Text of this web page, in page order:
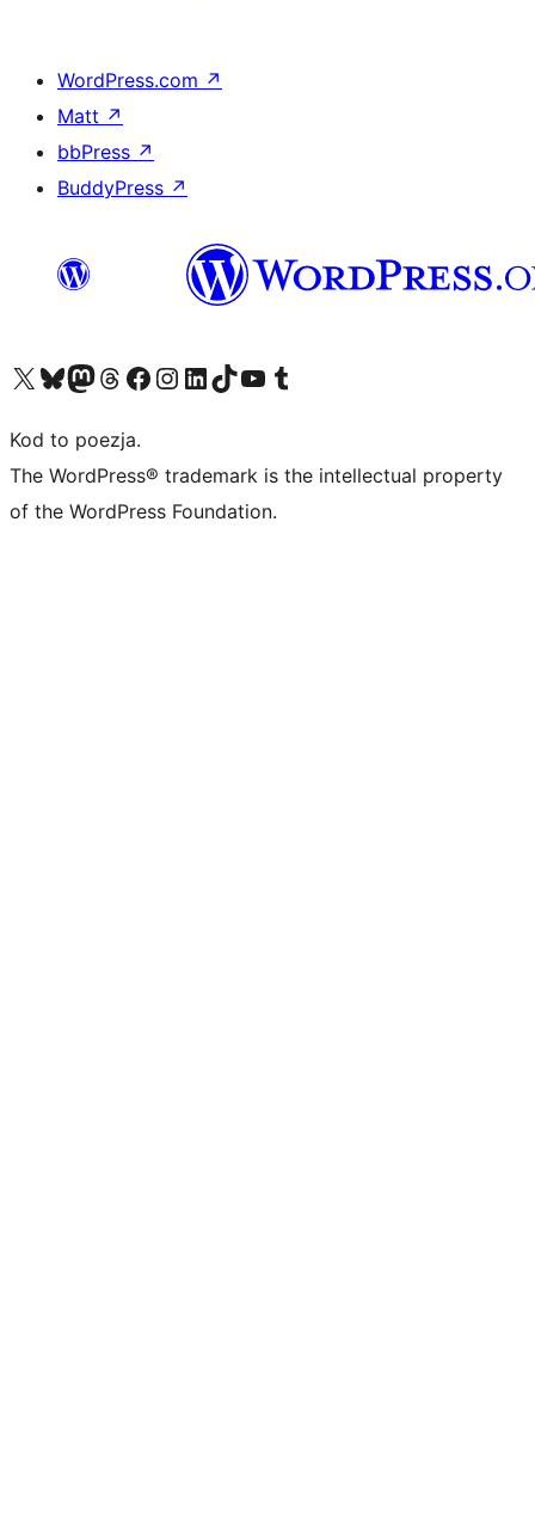
WordPress.com ↗
Matt ↗
bbPress ↗
BuddyPress ↗
Odwiedź nasze konto X (dawniej Twitter)
Odwiedź nasze konto Bluesky
Odwiedź nasze konto na Mastodoncie
Odwiedź naszego Threadsa
Odwiedź naszego Facebooka
Odwiedź nasze konto na Instagramie
Odwiedź nasze konto na LinkedIn
Odwiedź naszego TikToka
Odwiedź nasz kanał YouTube
Odwiedź naszego Tumblra
Kod to poezja.
The WordPress® trademark is the intellectual property
of the WordPress Foundation.